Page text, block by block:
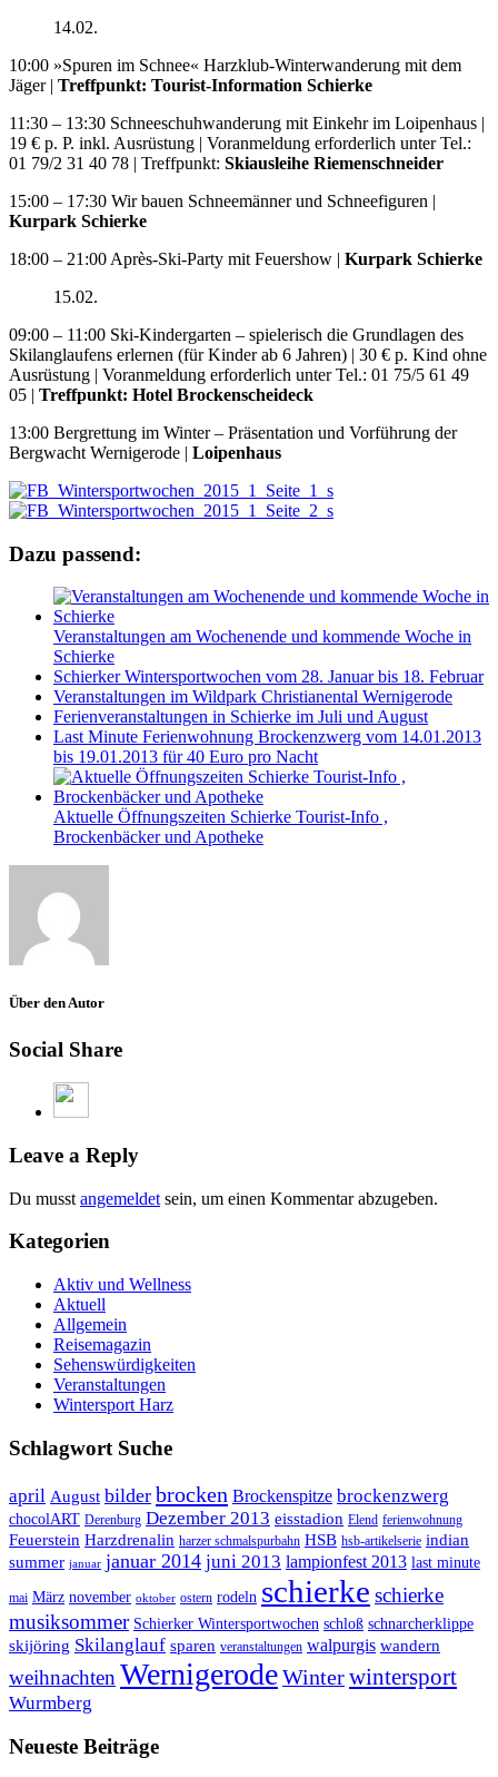
14.02.
10:00 »Spuren im Schnee« Harzklub-Winterwanderung mit dem
Jäger | Treffpunkt: Tourist-Information Schierke
11:30 – 13:30 Schneeschuhwanderung mit Einkehr im Loipenhaus |
19 € p. P. inkl. Ausrüstung | Voranmeldung erforderlich unter Tel.:
01 79/2 31 40 78 | Treffpunkt: Skiausleihe Riemenschneider
15:00 – 17:30 Wir bauen Schneemänner und Schneefiguren |
Kurpark Schierke
18:00 – 21:00 Après-Ski-Party mit Feuershow | Kurpark Schierke
15.02.
09:00 – 11:00 Ski-Kindergarten – spielerisch die Grundlagen des
Skilanglaufens erlernen (für Kinder ab 6 Jahren) | 30 € p. Kind ohne
Ausrüstung | Voranmeldung erforderlich unter Tel.: 01 75/5 61 49
05 | Treffpunkt: Hotel Brockenscheideck
13:00 Bergrettung im Winter – Präsentation und Vorführung der
Bergwacht Wernigerode | Loipenhaus
Dazu passend:
Veranstaltungen am Wochenende und kommende Woche in
Schierke
Schierker Wintersportwochen vom 28. Januar bis 18. Februar
Veranstaltungen im Wildpark Christianental Wernigerode
Ferienveranstaltungen in Schierke im Juli und August
Last Minute Ferienwohnung Brockenzwerg vom 14.01.2013
bis 19.01.2013 für 40 Euro pro Nacht
Aktuelle Öffnungszeiten Schierke Tourist-Info ,
Brockenbäcker und Apotheke
Über den Autor
Social Share
Leave a Reply
Du musst angemeldet sein, um einen Kommentar abzugeben.
Kategorien
Aktiv und Wellness
Aktuell
Allgemein
Reisemagazin
Sehenswürdigkeiten
Veranstaltungen
Wintersport Harz
Schlagwort Suche
april August bilder brocken Brockenspitze brockenzwerg
chocolART Derenburg Dezember 2013 eisstadion Elend ferienwohnung
Feuerstein Harzdrenalin harzer schmalspurbahn HSB hsb-artikelserie indian
summer januar januar 2014 juni 2013 lampionfest 2013 last minute
mai März november oktober ostern rodeln schierke schierke
musiksommer Schierker Wintersportwochen schloß schnarcherklippe
skijöring Skilanglauf sparen veranstaltungen walpurgis wandern
weihnachten WernigerodeWinterwintersport
Wurmberg
Neueste Beiträge